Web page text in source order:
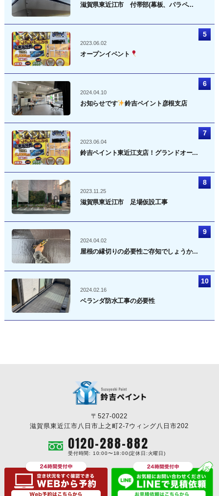
滋賀県東近江市 付帯部(幕板、パラペ...
2023.06.02
オープンイベント
2024.04.10
お知らせです 鈴吉ペイント彦根支店
2023.06.04
鈴吉ペイント東近江支店！グランドオー...
2023.11.25
滋賀県東近江市 足場仮設工事
2024.04.02
屋根の縁切りの必要性ご存知でしょうか...
2024.02.16
ベランダ防水工事の必要性
〒527-0022
滋賀県東近江市八日市上之町2-7ウィング八日市202
0120-288-882
受付時間: 10:00〜18:00(定休日:火曜日)